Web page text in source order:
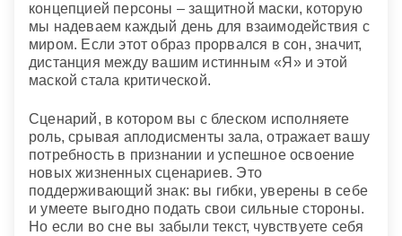
концепцией персоны – защитной маски, которую
мы надеваем каждый день для взаимодействия с
миром. Если этот образ прорвался в сон, значит,
дистанция между вашим истинным «Я» и этой
маской стала критической.
Сценарий, в котором вы с блеском исполняете
роль, срывая аплодисменты зала, отражает вашу
потребность в признании и успешное освоение
новых жизненных сценариев. Это
поддерживающий знак: вы гибки, уверены в себе
и умеете выгодно подать свои сильные стороны.
Но если во сне вы забыли текст, чувствуете себя